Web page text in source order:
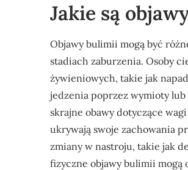
Jakie są
Objawy bulimii mogą być
stadiach zaburzenia. Osoby
żywieniowych, takie jak
jedzenia poprzez wymioty
skrajne obawy dotyczące
ukrywają swoje zachowania
zmiany w nastroju, takie jak
fizyczne objawy bulimii mogą